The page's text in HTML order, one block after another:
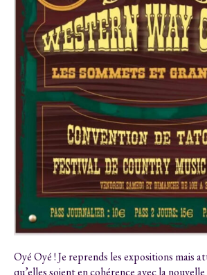
Oyé Oyé ! Je reprends les expositions mais
qu’elles soient en cohérence avec la